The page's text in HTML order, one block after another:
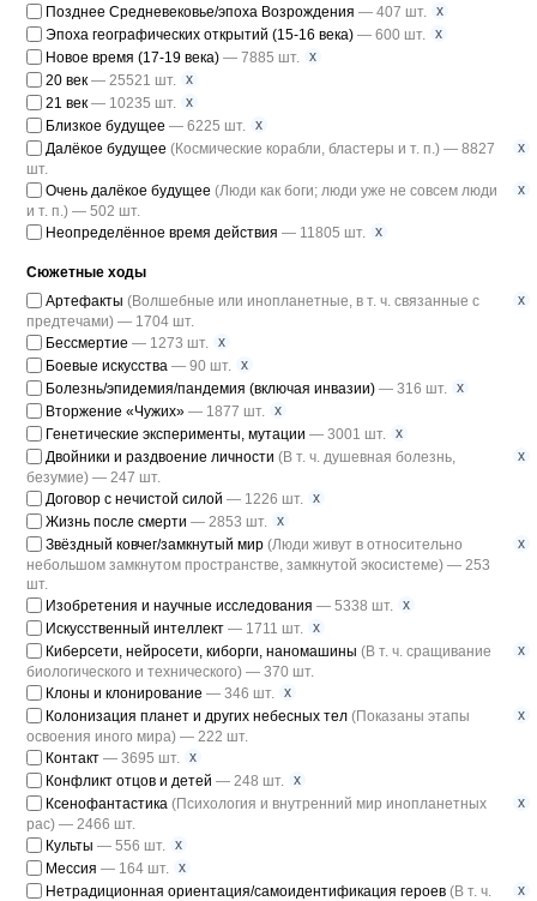
Позднее Средневековье/эпоха Возрождения — 407 шт. x
Эпоха географических открытий (15-16 века) — 600 шт. x
Новое время (17-19 века) — 7885 шт. x
20 век — 25521 шт. x
21 век — 10235 шт. x
Близкое будущее — 6225 шт. x
Далёкое будущее (Космические корабли, бластеры и т. п.) — 8827
шт.
x
Очень далёкое будущее (Люди как боги; люди уже не совсем люди
и т. п.) — 502 шт.
x
Неопределённое время действия — 11805 шт. x
Сюжетные ходы
Артефакты (Волшебные или инопланетные, в т. ч. связанные с
предтечами) — 1704 шт.
x
Бессмертие — 1273 шт. x
Боевые искусства — 90 шт. x
Болезнь/эпидемия/пандемия (включая инвазии) — 316 шт. x
Вторжение «Чужих» — 1877 шт. x
Генетические эксперименты, мутации — 3001 шт. x
Двойники и раздвоение личности (В т. ч. душевная болезнь,
безумие) — 247 шт.
x
Договор с нечистой силой — 1226 шт. x
Жизнь после смерти — 2853 шт. x
Звёздный ковчег/замкнутый мир (Люди живут в относительно
небольшом замкнутом пространстве, замкнутой экосистеме) — 253
шт.
x
Изобретения и научные исследования — 5338 шт. x
Искусственный интеллект — 1711 шт. x
Киберсети, нейросети, киборги, наномашины (В т. ч. сращивание
биологического и технического) — 370 шт.
x
Клоны и клонирование — 346 шт. x
Колонизация планет и других небесных тел (Показаны этапы
освоения иного мира) — 222 шт.
x
Контакт — 3695 шт. x
Конфликт отцов и детей — 248 шт. x
Ксенофантастика (Психология и внутренний мир инопланетных
рас) — 2466 шт.
x
Культы — 556 шт. x
Мессия — 164 шт. x
Нетрадиционная ориентация/самоидентификация героев (В т. ч.
x